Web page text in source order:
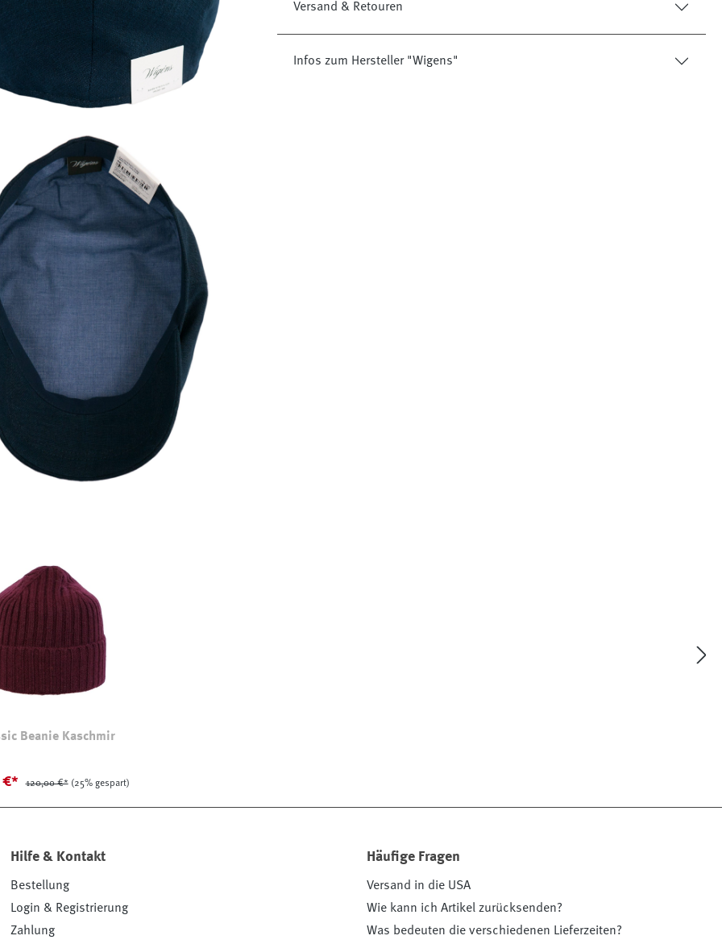
Versand & Retouren
Infos zum Hersteller "Wigens"
Beanie Kaschmir
€* 120,00 €* (25% gespart)
Hilfe & Kontakt
Bestellung
Login & Registrierung
Zahlung
Häufige Fragen
Versand in die USA
Wie kann ich Artikel zurücksenden?
Was bedeuten die verschiedenen Lieferzeiten?